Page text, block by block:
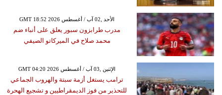
GMT 18:52 2026 الأحد ,02 آب / أغسطس
مدرب طرابزون سبور يعلق على أنباء ضم
محمد صلاح في الميركاتو الصيفي
GMT 04:20 2026 الإثنين ,03 آب / أغسطس
ترامب يستغل أزمة سبتة والهروب الجماعي
للتحذير من فوز الديمقراطيين و تشجيع الهحرة